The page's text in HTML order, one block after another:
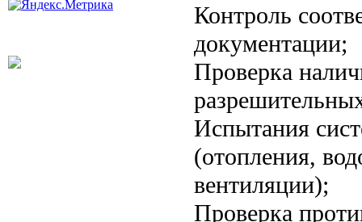
Контроль
документации;
Проверка
Испытания
(отопления,
вентиляции);
Проверка